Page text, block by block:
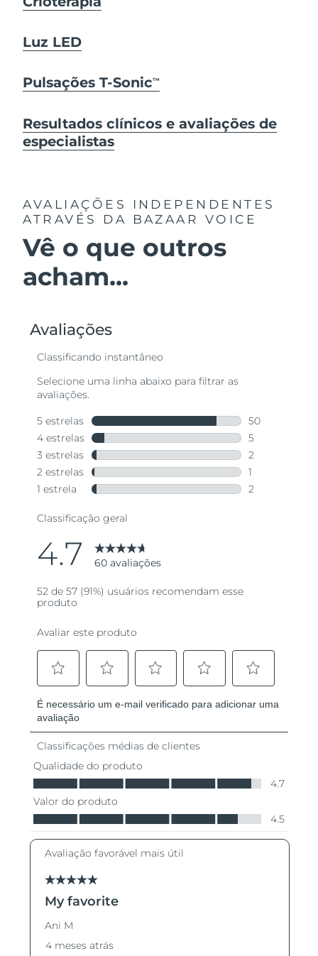
Luz LED
Pulsações T-SonicTM
Resultados clínicos e avaliações de
especialistas
AVALIAÇÕES INDEPENDENTES
ATRAVÉS DA BAZAAR VOICE
Vê o que outros
acham...